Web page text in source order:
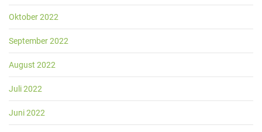
Oktober 2022
September 2022
August 2022
Juli 2022
Juni 2022